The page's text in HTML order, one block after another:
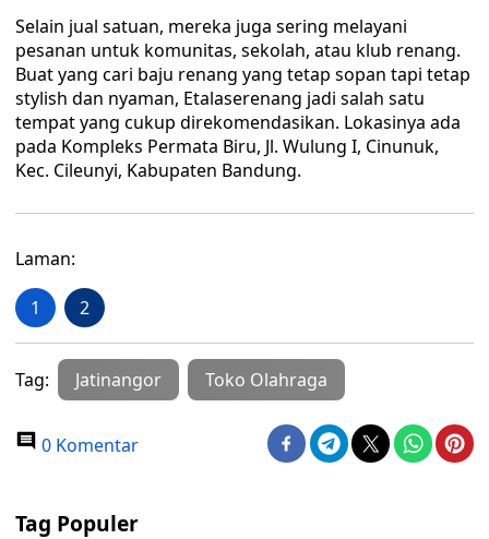
Selain jual satuan, mereka juga sering melayani
pesanan untuk komunitas, sekolah, atau klub renang.
Buat yang cari baju renang yang tetap sopan tapi tetap
stylish dan nyaman, Etalaserenang jadi salah satu
tempat yang cukup direkomendasikan. Lokasinya ada
pada Kompleks Permata Biru, Jl. Wulung I, Cinunuk,
Kec. Cileunyi, Kabupaten Bandung.‎‎
Laman:
1 2
Tag: Jatinangor Toko Olahraga
0 Komentar
Tag Populer